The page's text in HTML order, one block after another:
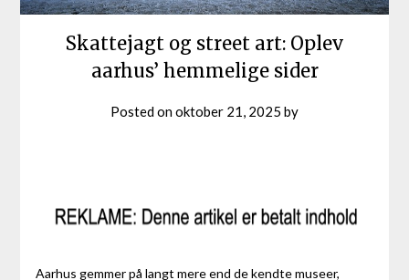
Skattejagt og street art: Oplev
aarhus’ hemmelige sider
Posted onoktober 21, 2025 by
Aarhus gemmer på langt mere end de kendte museer,